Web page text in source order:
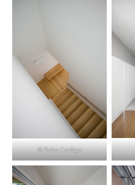
© Pedro Cardigo